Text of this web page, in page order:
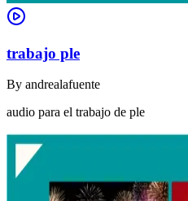
trabajo ple
By andrealafuente
audio para el trabajo de ple